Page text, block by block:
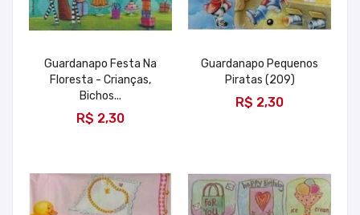
Guardanapo Festa Na
Floresta - Crianças,
Bichos...
R$ 2,30
Guardanapo Pequenos
Piratas (209)
R$ 2,30